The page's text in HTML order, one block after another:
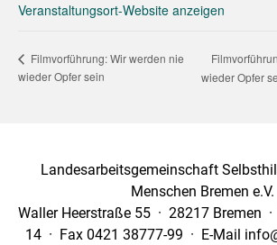
Veranstaltungsort-Website anzeigen
Filmvorführung: Wir werden nie
wieder Opfer sein
wieder Opfer
Landesarbeitsgemeinschaft
Menschen Bremen e.V.
Waller Heerstraße 55 · 28217 Bremen
14 · Fax 0421 38777-99 · E-Mail